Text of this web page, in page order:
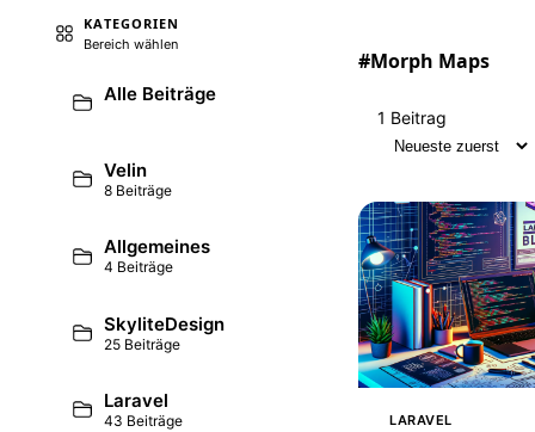
KATEGORIEN
Bereich wählen
Alle Beiträge
Velin
8 Beiträge
Allgemeines
4 Beiträge
SkyliteDesign
25 Beiträge
Laravel
43 Beiträge
#Morph Maps
1 Beitrag
Sortierung
LARAVEL